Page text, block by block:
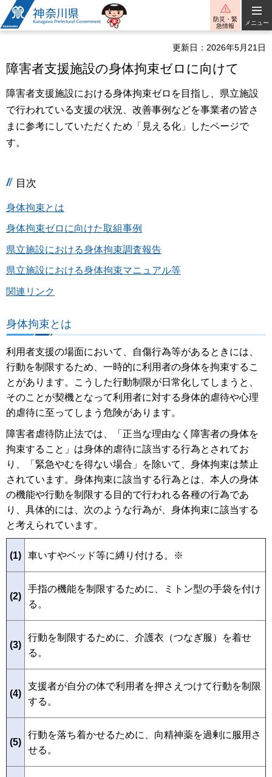
神奈川県
防災・緊
急情報
メニュー
更新日：2026年5月21日
障害者支援施設の身体拘束ゼロに向けて
障害者支援施設における身体拘束ゼロを目指し、県立施設
で行われている支援の状況、改善事例などを事業者の皆さ
まに参考にしていただくため「見える化」したページで
す。
目次
身体拘束とは
身体拘束ゼロに向けた取組事例
県立施設における身体拘束調査報告
県立施設における身体拘束マニュアル等
関連リンク
身体拘束とは
利用者支援の場面において、自傷行為等があるときには、
行動を制限するため、一時的に利用者の身体を拘束するこ
とがあります。こうした行動制限が日常化してしまうと、
そのことが契機となって利用者に対する身体的虐待や心理
的虐待に至ってしまう危険があります。
障害者虐待防止法では、「正当な理由なく障害者の身体を
拘束すること」は身体的虐待に該当する行為とされてお
り、「緊急やむを得ない場合」を除いて、身体拘束は禁止
されています。身体拘束に該当する行為とは、本人の身体
の機能や行動を制限する目的で行われる各種の行為であ
り、具体的には、次のような行為が、身体拘束に該当する
と考えられています。
(1) 車いすやベッド等に縛り付ける。※
(2)
手指の機能を制限するために、ミトン型の手袋を付け
る。
(3)
行動を制限するために、介護衣（つなぎ服）を着せ
る。
(4)
支援者が自分の体で利用者を押さえつけて行動を制限
する。
(5)
行動を落ち着かせるために、向精神薬を過剰に服用さ
せる。